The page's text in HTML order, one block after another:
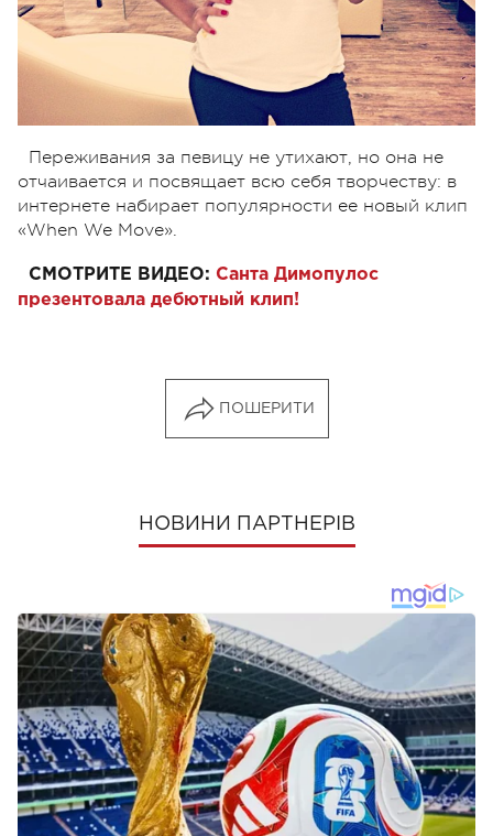
Переживания за певицу не утихают, но она не
отчаивается и посвящает всю себя творчеству: в
интернете набирает популярности ее новый клип
«When We Move».
СМОТРИТЕ ВИДЕО: Санта Димопулос
презентовала дебютный клип!
ПОШЕРИТИ
НОВИНИ ПАРТНЕРІВ